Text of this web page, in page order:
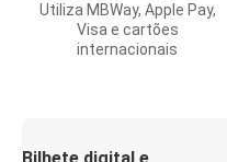
Utiliza MBWay, Apple Pay,
Visa e cartões
internacionais